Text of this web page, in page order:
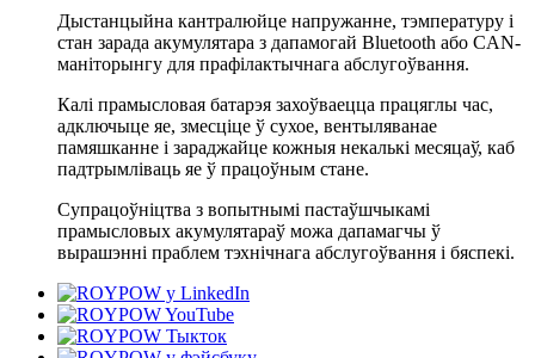
Дыстанцыйна кантралюйце напружанне, тэмпературу і
стан зарада акумулятара з дапамогай Bluetooth або CAN-
маніторынгу для прафілактычнага абслугоўвання.
Калі прамысловая батарэя захоўваецца працяглы час,
адключыце яе, змесціце ў сухое, вентыляванае
памяшканне і зараджайце кожныя некалькі месяцаў, каб
падтрымліваць яе ў працоўным стане.
Супрацоўніцтва з вопытнымі пастаўшчыкамі
прамысловых акумулятараў можа дапамагчы ў
вырашэнні праблем тэхнічнага абслугоўвання і бяспекі.